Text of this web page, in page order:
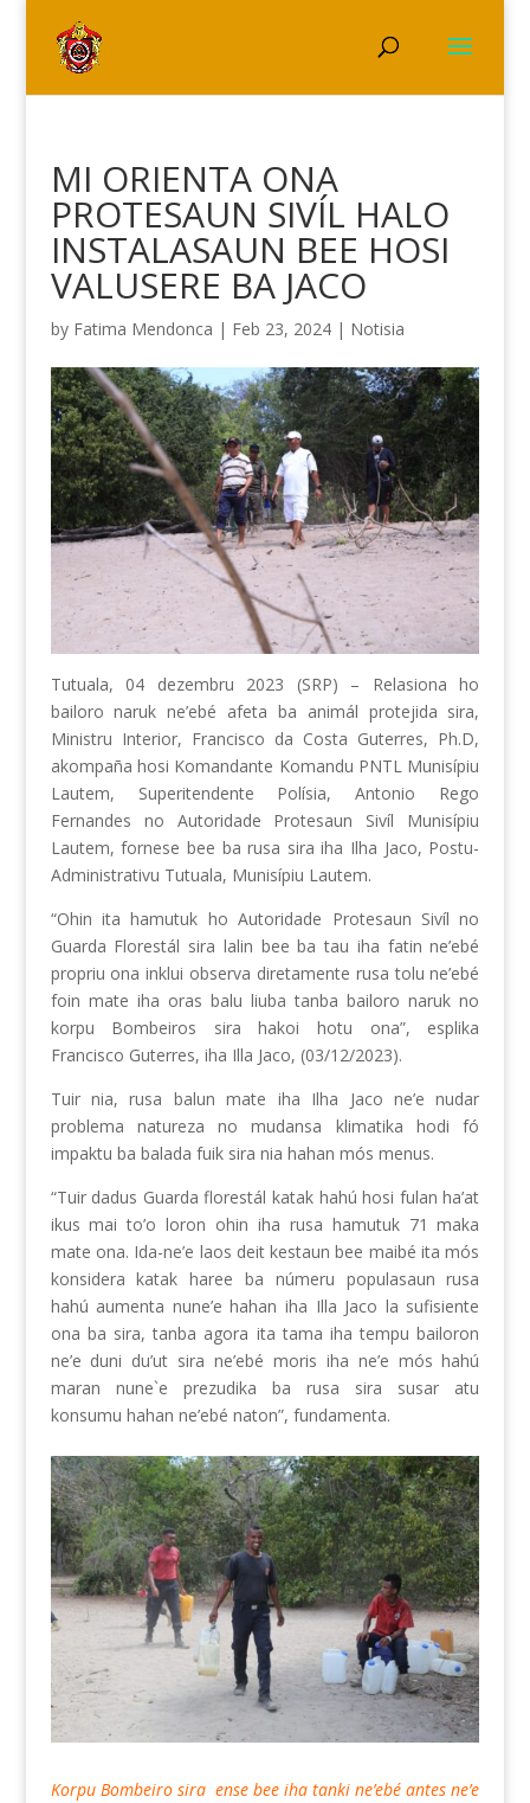
MI ORIENTA ONA
PROTESAUN SIVÍL HALO
INSTALASAUN BEE HOSI
VALUSERE BA JACO
by Fatima Mendonca | Feb 23, 2024| Notisia
Tutuala, 04 dezembru 2023 (SRP) – Relasiona ho
bailoro naruk ne’ebé afeta ba animál protejida sira,
Ministru Interior, Francisco da Costa Guterres, Ph.D,
akompaña hosi Komandante Komandu PNTL Munisípiu
Lautem, Superitendente Polísia, Antonio Rego
Fernandes no Autoridade Protesaun Sivíl Munisípiu
Lautem, fornese bee ba rusa sira iha Ilha Jaco, Postu-
Administrativu Tutuala, Munisípiu Lautem.
“Ohin ita hamutuk ho Autoridade Protesaun Sivíl no
Guarda Florestál sira lalin bee ba tau iha fatin ne’ebé
propriu ona inklui observa diretamente rusa tolu ne’ebé
foin mate iha oras balu liuba tanba bailoro naruk no
korpu Bombeiros sira hakoi hotu ona”, esplika
Francisco Guterres, iha Illa Jaco, (03/12/2023).
Tuir nia, rusa balun mate iha Ilha Jaco ne’e nudar
problema natureza no mudansa klimatika hodi fó
impaktu ba balada fuik sira nia hahan mós menus.
“Tuir dadus Guarda florestál katak hahú hosi fulan ha’at
ikus mai to’o loron ohin iha rusa hamutuk 71 maka
mate ona. Ida-ne’e laos deit kestaun bee maibé ita mós
konsidera katak haree ba númeru populasaun rusa
hahú aumenta nune’e hahan iha Illa Jaco la sufisiente
ona ba sira, tanba agora ita tama iha tempu bailoron
ne’e duni du’ut sira ne’ebé moris iha ne’e mós hahú
maran nune`e prezudika ba rusa sira susar atu
konsumu hahan ne’ebé naton”, fundamenta.
Korpu Bombeiro sira ense bee iha tanki ne’ebé antes ne’e